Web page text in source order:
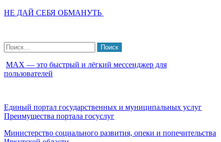
НЕ ДАЙ СЕБЯ ОБМАНУТЬ
Найти:
МАХ — это быстрый и лёгкий мессенджер для
пользователей
Единый портал государственных и муниципальных услуг
Преимущества портала госуслуг
Министерство социального развития, опеки и попечительства